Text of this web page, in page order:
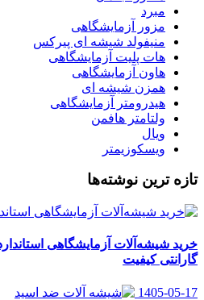
مبرد
مزور آزمایشگاهی
منیفولد شیشه ای پیرکس
هات پلیت آزمایشگاهی
هاون آزمایشگاهی
همزن شیشه ای
هیدرومتر آزمایشگاهی
ولتامتر هافمن
ویال
ویسکوزیمتر
تازه ترین نوشته‌ها
گارانتی کیفیت
1405-05-17